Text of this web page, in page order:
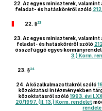
22. Az egyes miniszterek,
feladat- és hatásköréről szóló
22. §23
23. Az egyes miniszterek,
feladat- és hatásköréről szóló
összefüggő egyes
3.) Korm.
23. §24
24. A közalkalmazottakról szóló
közoktatási intézményekben
közoktatásról szóló 1993. évi
20/1997. (II. 13.) Korm. rendelet